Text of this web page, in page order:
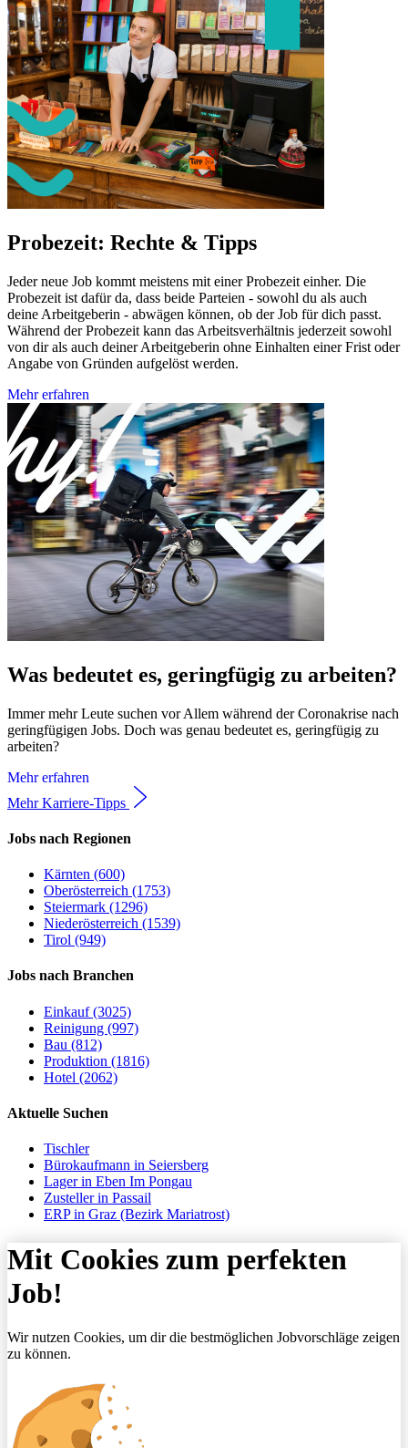
Probezeit: Rechte & Tipps
Jeder neue Job kommt meistens mit einer Probezeit einher. Die
Probezeit ist dafür da, dass beide Parteien - sowohl du als auch
deine Arbeitgeberin - abwägen können, ob der Job für dich passt.
Während der Probezeit kann das Arbeitsverhältnis jederzeit sowohl
von dir als auch deiner Arbeitgeberin ohne Einhalten einer Frist oder
Angabe von Gründen aufgelöst werden.
Mehr erfahren
Was bedeutet es, geringfügig zu arbeiten?
Immer mehr Leute suchen vor Allem während der Coronakrise nach
geringfügigen Jobs. Doch was genau bedeutet es, geringfügig zu
arbeiten?
Mehr erfahren
Mehr Karriere-Tipps
Jobs nach Regionen
Kärnten (600)
Oberösterreich (1753)
Steiermark (1296)
Niederösterreich (1539)
Tirol (949)
Jobs nach Branchen
Einkauf (3025)
Reinigung (997)
Bau (812)
Produktion (1816)
Hotel (2062)
Aktuelle Suchen
Tischler
Bürokaufmann in Seiersberg
Lager in Eben Im Pongau
Zusteller in Passail
ERP in Graz (Bezirk Mariatrost)
Mit Cookies zum perfekten
Job!
Wir nutzen Cookies, um dir die bestmöglichen Jobvorschläge zeigen
zu können.